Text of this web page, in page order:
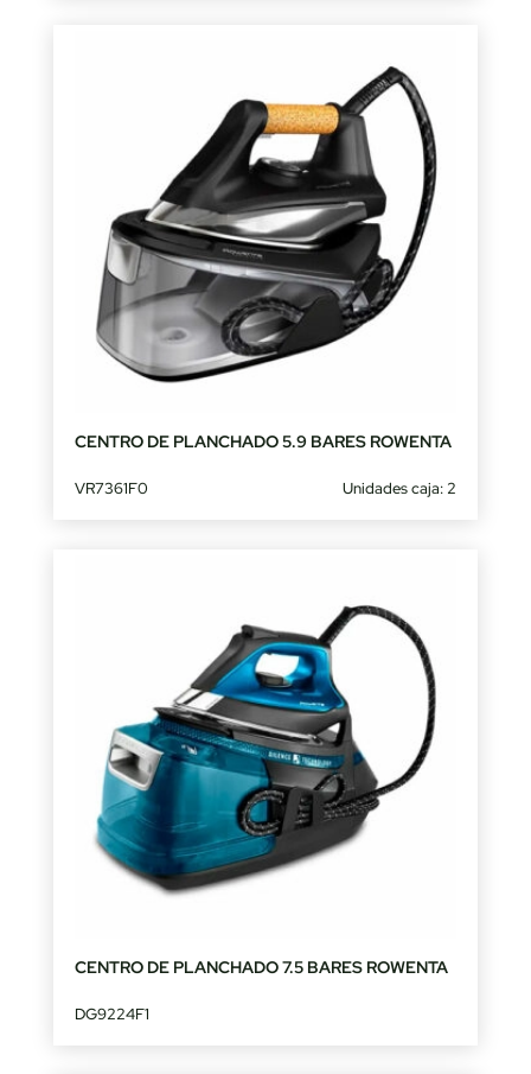
CENTRO DE PLANCHADO 5.9 BARES ROWENTA
VR7361F0 Unidades caja: 2
CENTRO DE PLANCHADO 7.5 BARES ROWENTA
DG9224F1